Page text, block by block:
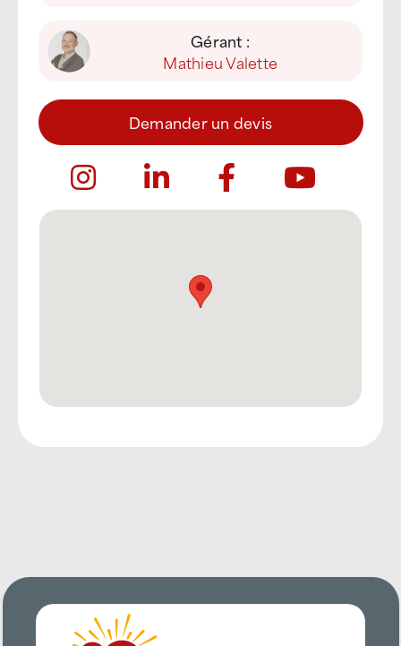
Gérant :
Mathieu Valette
Demander un devis